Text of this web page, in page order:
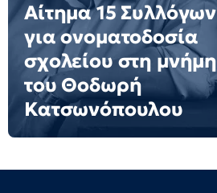
Αίτημα 15 Συλλόγων
για ονοματοδοσία
σχολείου στη μνήμη
του Θοδωρή
Κατσωνόπουλου